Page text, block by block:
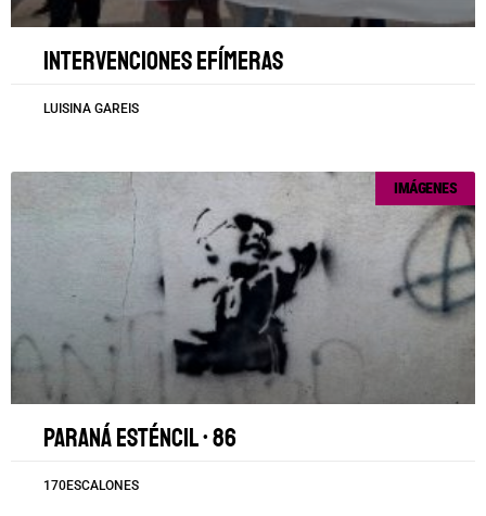
Intervenciones efímeras
LUISINA GAREIS
IMÁGENES
Paraná esténcil • 86
170ESCALONES